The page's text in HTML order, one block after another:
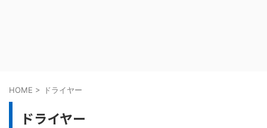
HOME > ドライヤー
ドライヤー